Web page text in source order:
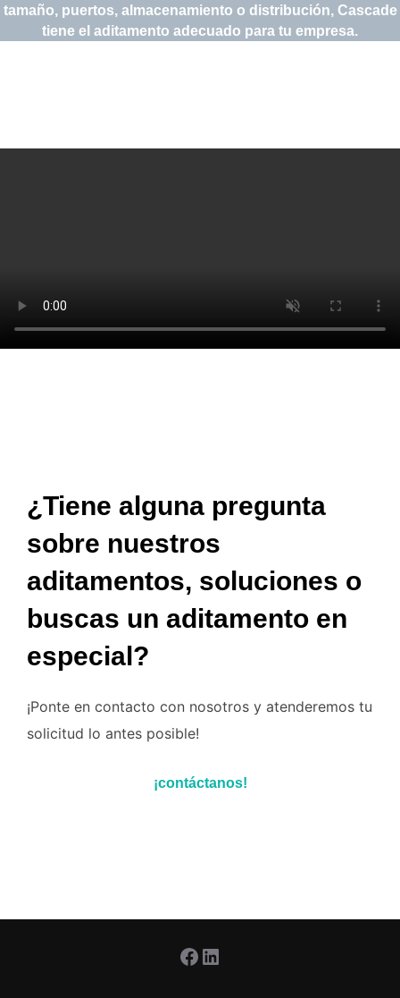
tamaño, puertos, almacenamiento o distribución, Cascade
tiene el aditamento adecuado para tu empresa.
¿Tiene alguna pregunta
sobre nuestros
aditamentos, soluciones o
buscas un aditamento en
especial?
¡Ponte en contacto con nosotros y atenderemos tu
solicitud lo antes posible!
¡contáctanos!
Facebook
LinkedIn